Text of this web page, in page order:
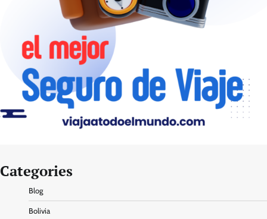
Categories
Blog
Bolivia